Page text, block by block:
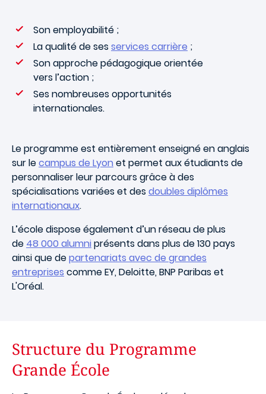
Son employabilité ;
La qualité de sesservices carrière ;
Son approche pédagogique orientée
vers l’action ;
Ses nombreuses opportunités
internationales.
Le programme est entièrement enseigné en anglais
sur lecampus de Lyon et permet aux étudiants de
personnaliser leur parcours grâce à des
spécialisations variées et desdoubles diplômes
internationaux.
L’école dispose également d’un réseau de plus
de 48 000 alumni présents dans plus de 130 pays
ainsi que departenariats avec de grandes
entreprises comme EY, Deloitte, BNP Paribas et
L'Oréal.
Structure du Programme
Grande École